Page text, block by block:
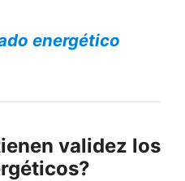
energético
validez los